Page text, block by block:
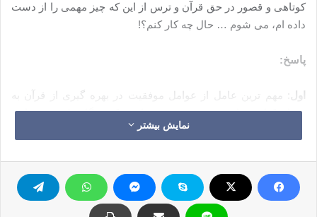
کوتاهی و قصور در حق قرآن و ترس از این که چیز مهمی را از دست
داده ام، می شوم … حال چه کار کنم؟!
پاسخ:
اول
: مهم ترین عامل از عوامل موفقیت در بهره گیری از قرآن به
عنوان کتاب هدایت و تغییر و منبعی دائمی که هرگاه قلب خود را در
معرض آن قرار می دهد ایمانش افزایش می یابد این است که هیجان
نتیجه ی پدید آمده از روی آوردن پی در پی به آن، در شخص موجود
باشد، این نتیجه عبارت است از: قلبی پاک و ایمانی زنده و شناخت
حقیقی خداوند و در پی آن حرکت به سمت او و دست یابی به میزانی
نمایش بیشتر